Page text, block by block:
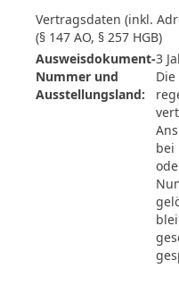
Vertragsdaten (inkl.
(§ 147 AO, § 257 HGB)
Ausweisdokument-
Nummer und
Ausstellungsland:
3
bei